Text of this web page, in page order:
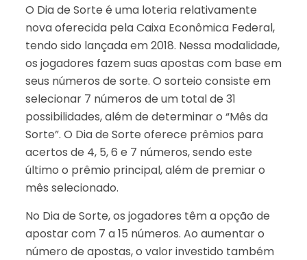
O Dia de Sorte é uma loteria relativamente
nova oferecida pela Caixa Econômica Federal,
tendo sido lançada em 2018. Nessa modalidade,
os jogadores fazem suas apostas com base em
seus números de sorte. O sorteio consiste em
selecionar 7 números de um total de 31
possibilidades, além de determinar o “Mês da
Sorte”. O Dia de Sorte oferece prêmios para
acertos de 4, 5, 6 e 7 números, sendo este
último o prêmio principal, além de premiar o
mês selecionado.
No Dia de Sorte, os jogadores têm a opção de
apostar com 7 a 15 números. Ao aumentar o
número de apostas, o valor investido também